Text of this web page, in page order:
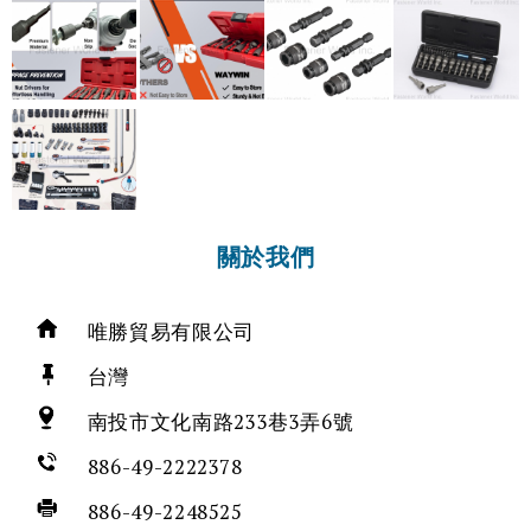
關於我們
唯勝貿易有限公司
台灣
南投市文化南路233巷3弄6號
886-49-2222378
886-49-2248525